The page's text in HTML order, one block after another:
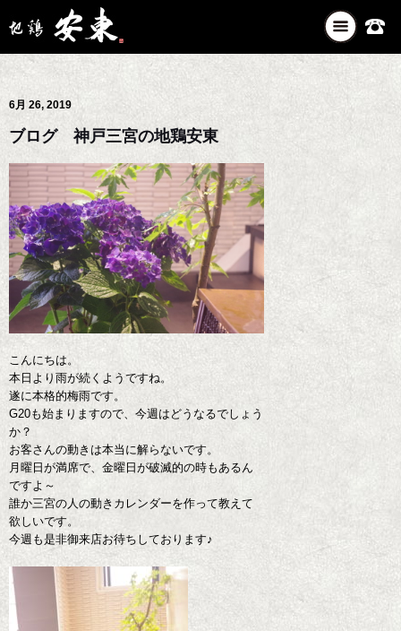
ナ
ビ
ゲ
シ
6月 26, 2019
ブログ 神戸三宮の地鶏安東
こんにちは。
本日より雨が続くようですね。
遂に本格的梅雨です。
G20も始まりますので、今週はどうなるでしょう
か？
お客さんの動きは本当に解らないです。
月曜日が満席で、金曜日が破滅的の時もあるん
ですよ～
誰か三宮の人の動きカレンダーを作って教えて
欲しいです。
今週も是非御来店お待ちしております♪